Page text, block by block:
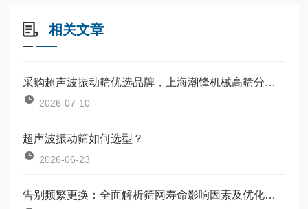
相关文章
采购超声波振动筛优选品牌，上海潮锋机械高筛分精度设备分享
2026-07-10
超声波振动筛如何选型？
2026-06-23
告别频繁更换：全面解析筛网寿命影响因素及优化方案